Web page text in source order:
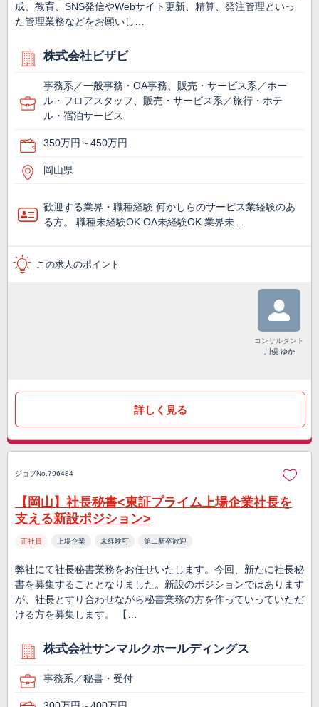
成、教育、SNS発信やWebサイト更新、精算、発注管理といっ
た管理業務などをお願いし…
株式会社ビザビ
事務系／一般事務・OA事務、販売・サービス系／ホー
ル・フロアスタッフ、販売・サービス系／旅行・ホテ
ル・宿泊サービス
350万円～450万円
岡山県
歓迎する業界・職種経験 何かしらのサービス業経験のあ
る方。 職種未経験OK OA未経験OK 業界未…
この求人のポイント
コンサルタント
川俣 ゆか
詳しく見る
ジョブNo.796484
【岡山】社長秘書<東証プライム上場企業社長を
支える新設ポジション>
正社員 上場企業 未経験可 第二新卒歓迎
弊社にて社長秘書業務をお任せいたします。今回、新たに社長秘
書を募集することとなりました。新設のポジションではあります
が、社長とすり合わせながら秘書業務の方を作っていっていただ
ける方を募集します。 【…
株式会社サンマルクホールディングス
事務系／秘書・受付